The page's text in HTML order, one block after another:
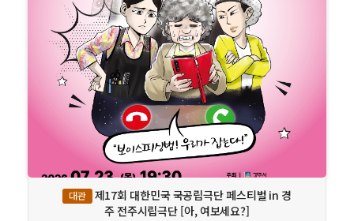
상세보기
대관 제17회 대한민국 국공립극단 페스티벌 in 경
주 전주시립극단 [아, 여보세요?]